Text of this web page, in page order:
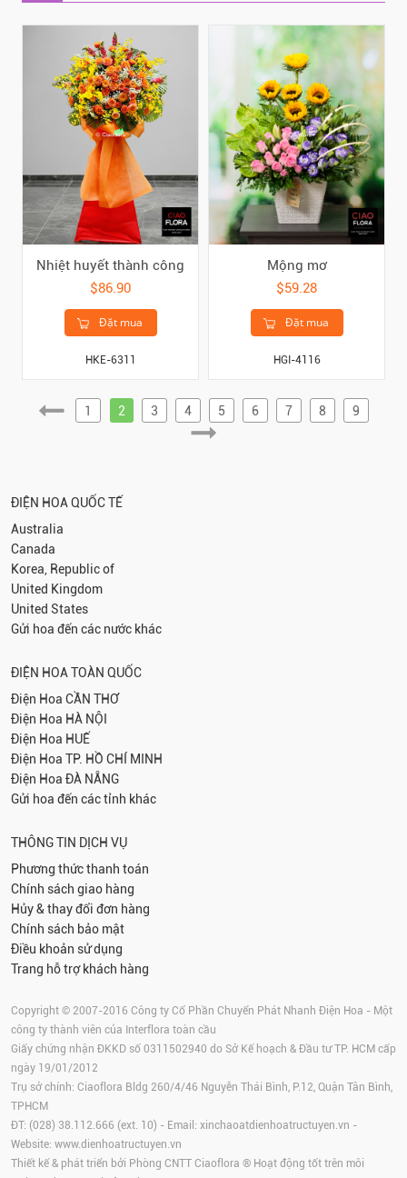
Nhiệt huyết thành công
$86.90
Đặt mua
HKE-6311
Mộng mơ
$59.28
Đặt mua
HGI-4116
1 2 3 4 5 6 7 8 9
ĐIỆN HOA QUỐC TẾ
Australia
Canada
Korea, Republic of
United Kingdom
United States
Gửi hoa đến các nước khác
ĐIỆN HOA TOÀN QUỐC
Điện Hoa CẦN THƠ
Điện Hoa HÀ NỘI
Điện Hoa HUẾ
Điện Hoa TP. HỒ CHÍ MINH
Điện Hoa ĐÀ NẴNG
Gửi hoa đến các tỉnh khác
THÔNG TIN DỊCH VỤ
Phương thức thanh toán
Chính sách giao hàng
Hủy & thay đổi đơn hàng
Chính sách bảo mật
Điều khoản sử dụng
Trang hỗ trợ khách hàng
Copyright © 2007-2016 Công ty Cổ Phần Chuyển Phát Nhanh Điện Hoa - Một
công ty thành viên của Interflora toàn cầu
Giấy chứng nhận ĐKKD số 0311502940 do Sở Kế hoạch & Đầu tư TP. HCM cấp
ngày 19/01/2012
Trụ sở chính: Ciaoflora Bldg 260/4/46 Nguyễn Thái Bình, P.12, Quận Tân Bình,
TPHCM
ĐT: (028) 38.112.666 (ext. 10) - Email: xinchaoatdienhoatructuyen.vn -
Website: www.dienhoatructuyen.vn
Thiết kế & phát triển bởi Phòng CNTT Ciaoflora ® Hoạt động tốt trên môi